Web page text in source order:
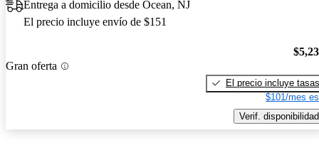
Entrega a domicilio desde Ocean, NJ
El precio incluye envío de $151
Gran oferta
El precio incluye tasas
$101/mes
Verif. disponibilidad